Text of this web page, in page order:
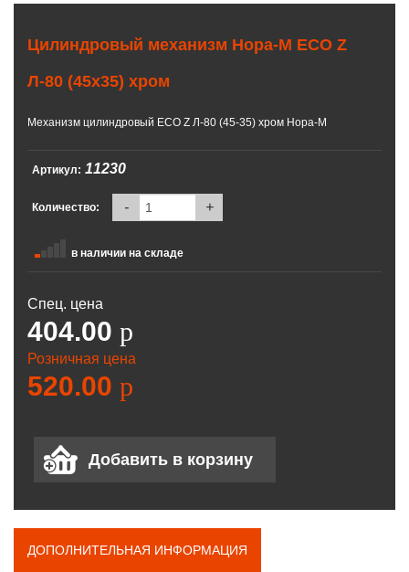
Цилиндровый механизм Нора-М ЕСО Z
Л-80 (45х35) хром
Механизм цилиндровый ЕСО Z Л-80 (45-35) хром Нора-М
Артикул: 11230
Количество: - +
в наличии на складе
Спец. цена
404.00 p
Розничная цена
520.00 p
ДОПОЛНИТЕЛЬНАЯ ИНФОРМАЦИЯ